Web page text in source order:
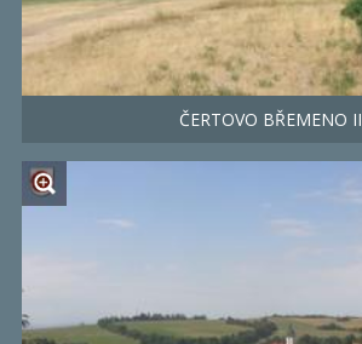
ČERTOVO BŘEMENO II